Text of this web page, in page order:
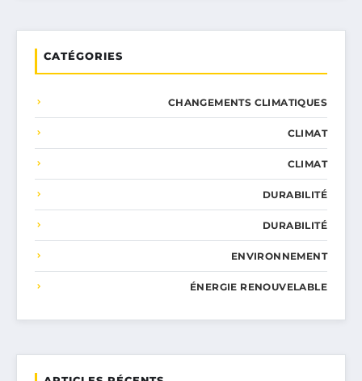
CATÉGORIES
CHANGEMENTS CLIMATIQUES
CLIMAT
CLIMAT
DURABILITÉ
DURABILITÉ
ENVIRONNEMENT
ÉNERGIE RENOUVELABLE